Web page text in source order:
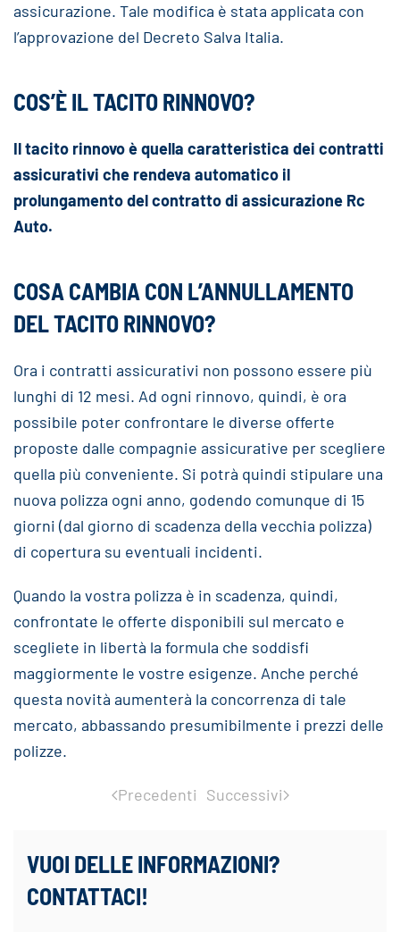
assicurazione. Tale modifica è stata applicata con
l’approvazione del Decreto Salva Italia.
COS’È IL TACITO RINNOVO?
Il tacito rinnovo è quella caratteristica dei contratti
assicurativi che rendeva automatico il
prolungamento del contratto di assicurazione Rc
Auto.
COSA CAMBIA CON L’ANNULLAMENTO
DEL TACITO RINNOVO?
Ora i contratti assicurativi non possono essere più
lunghi di 12 mesi. Ad ogni rinnovo, quindi, è ora
possibile poter confrontare le diverse offerte
proposte dalle compagnie assicurative per scegliere
quella più conveniente. Si potrà quindi stipulare una
nuova polizza ogni anno, godendo comunque di 15
giorni (dal giorno di scadenza della vecchia polizza)
di copertura su eventuali incidenti.
Quando la vostra polizza è in scadenza, quindi,
confrontate le offerte disponibili sul mercato e
scegliete in libertà la formula che soddisfi
maggiormente le vostre esigenze. Anche perché
questa novità aumenterà la concorrenza di tale
mercato, abbassando presumibilmente i prezzi delle
polizze.
Precedenti Successivi
VUOI DELLE INFORMAZIONI?
CONTATTACI!